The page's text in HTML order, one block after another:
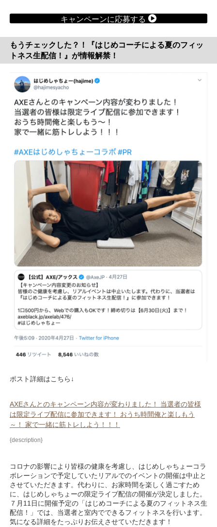
キャンペーンに応募する
もうチェックした？！『はじめコーチによる夏のフィッ
トネス生配信！』が情報解禁！
ポスト詳細はこちら↓
AXEさんとのキャンペーン内容が変わりました！ 当選者の皆様
は限定ライブ配信に参加できます！ おうち時間俺と楽しもう
～！ 家で一緒に筋トレしよう！！！
{description}
コロナの影響により皆様の健康を考慮し、はじめしゃちょーコラ
ボレーションで予定していたリアルでのイベントの開催は中止と
させていただきます。代わりに、お家時間を楽しく過ごすため
に、はじめしゃちょーの限定ライブ配信の開催が決定しました。
７月11日に開催予定の「はじめコーチによる夏のフィットネス生
配信！」では、当選者と室内でできるフィットネスを行います。
気になる詳細をたっぷりお伝えさせていただきます！